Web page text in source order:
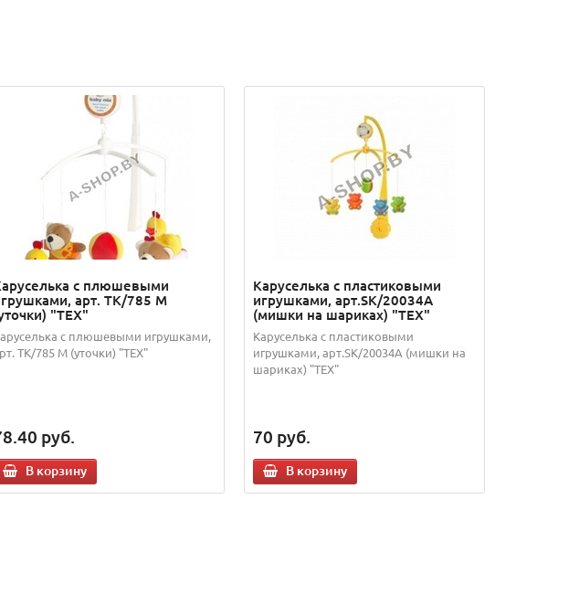
с плюшевыми
арт. TK/785 М
"TEX"
с плюшевыми игрушками,
TK/785 М (уточки) "TEX"
руб.
В корзину
Каруселька с пластиковыми
игрушками, арт.SK/20034A
(мишки на шариках) "TEX"
Каруселька с пластиковыми
игрушками, арт.SK/20034A (мишки на
шариках) "TEX"
70 руб.
В корзину